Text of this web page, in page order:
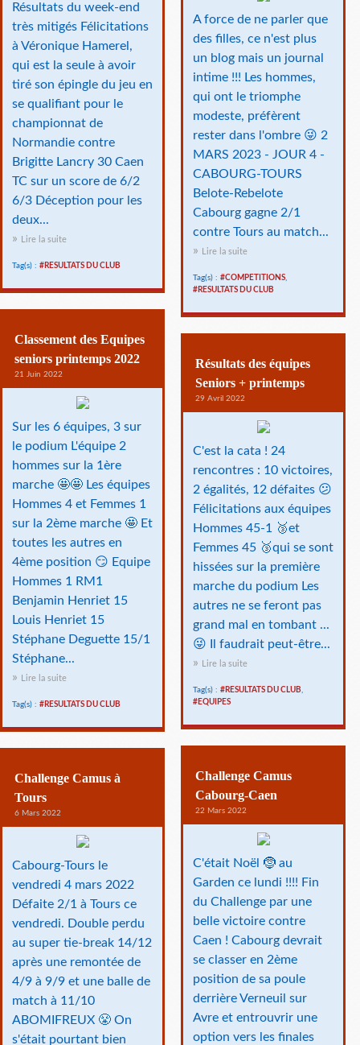
Résultats du week-end
très mitigés Félicitations
à Véronique Hamerel,
qui est la seule à avoir
tiré son épingle du jeu en
se qualifiant pour le
championnat de
Normandie contre
Brigitte Lancry 30 Caen
TC sur un score de 6/2
6/3 Déception pour les
deux...
Lire la suite
Tag(s) : #RESULTATS DU CLUB
A force de ne parler que
des filles, ce n'est plus
un blog mais un journal
intime !!! Les hommes,
qui ont le triomphe
modeste, préfèrent
rester dans l'ombre 😜 2
MARS 2023 - JOUR 4 -
CABOURG-TOURS
Belote-Rebelote
Cabourg gagne 2/1
contre Tours au match...
Lire la suite
Tag(s) : #COMPETITIONS,
#RESULTATS DU CLUB
Classement des Equipes
seniors printemps 2022
21 Juin 2022
Sur les 6 équipes, 3 sur
le podium L'équipe 2
hommes sur la 1ère
marche 🤩🤩 Les équipes
Hommes 4 et Femmes 1
sur la 2ème marche 🤩 Et
toutes les autres en
4ème position 😏 Equipe
Hommes 1 RM1
Benjamin Henriet 15
Louis Henriet 15
Stéphane Deguette 15/1
Stéphane...
Lire la suite
Tag(s) : #RESULTATS DU CLUB
Résultats des équipes
Seniors + printemps
29 Avril 2022
C'est la cata ! 24
rencontres : 10 victoires,
2 égalités, 12 défaites 😕
Félicitations aux équipes
Hommes 45-1 🥉et
Femmes 45 🥉qui se sont
hissées sur la première
marche du podium Les
autres ne se feront pas
grand mal en tombant ...
😜 Il faudrait peut-être...
Lire la suite
Tag(s) : #RESULTATS DU CLUB,
#EQUIPES
Challenge Camus
Cabourg-Caen
22 Mars 2022
C'était Noël 🤶 au
Garden ce lundi !!!! Fin
du Challenge par une
belle victoire contre
Caen ! Cabourg devrait
se classer en 2ème
position de sa poule
derrière Verneuil sur
Avre et entrouvrir une
option vers les finales
Challenge Camus à
Tours
6 Mars 2022
Cabourg-Tours le
vendredi 4 mars 2022
Défaite 2/1 à Tours ce
vendredi. Double perdu
au super tie-break 14/12
après une remontée de
4/9 à 9/9 et une balle de
match à 11/10
ABOMIFREUX 😤 On
s'était pourtant bien